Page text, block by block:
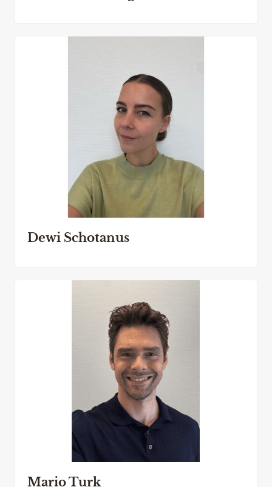
Dewi Schotanus
Mario Turk